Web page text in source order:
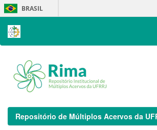
Skip
navigation
BRASIL
Repositório de Múltiplos Acervos da